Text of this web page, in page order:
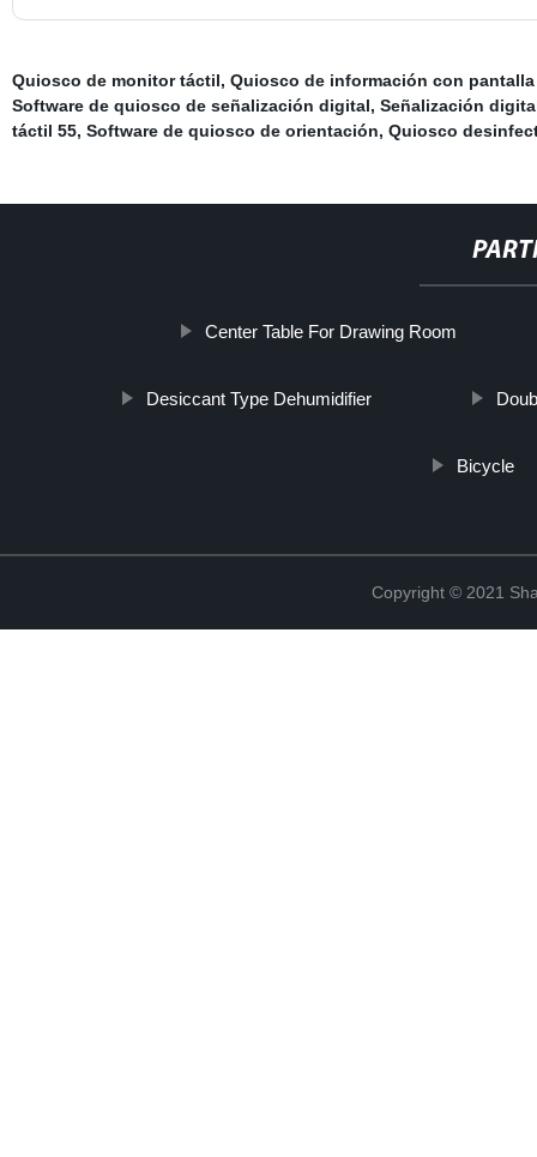
Quiosco de monitor táctil, Quiosco de información con
Software de quiosco de señalización digital, Señalización
táctil 55, Software de quiosco de orientación, Quiosco
Center Table For Drawing Room
Desiccant Type Dehumidifier
Bicycle
Copyright © 2021